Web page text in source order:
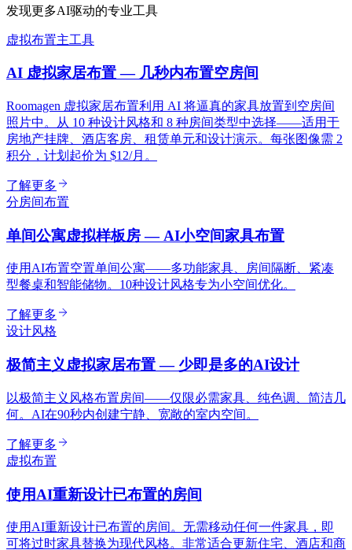
发现更多AI驱动的专业工具
虚拟布置主工具
AI 虚拟家居布置 — 几秒内布置空房间
Roomagen 虚拟家居布置利用 AI 将逼真的家具放置到空房间
照片中。从 10 种设计风格和 8 种房间类型中选择——适用于
房地产挂牌、酒店客房、租赁单元和设计演示。每张图像需 2
积分，计划起价为 $12/月。
了解更多
分房间布置
单间公寓虚拟样板房 — AI小空间家具布置
使用AI布置空置单间公寓——多功能家具、房间隔断、紧凑
型餐桌和智能储物。10种设计风格专为小空间优化。
了解更多
设计风格
极简主义虚拟家居布置 — 少即是多的AI设计
以极简主义风格布置房间——仅限必需家具、纯色调、简洁几
何。AI在90秒内创建宁静、宽敞的室内空间。
了解更多
虚拟布置
使用AI重新设计已布置的房间
使用AI重新设计已布置的房间。无需移动任何一件家具，即
可将过时家具替换为现代风格。非常适合更新住宅、酒店和商